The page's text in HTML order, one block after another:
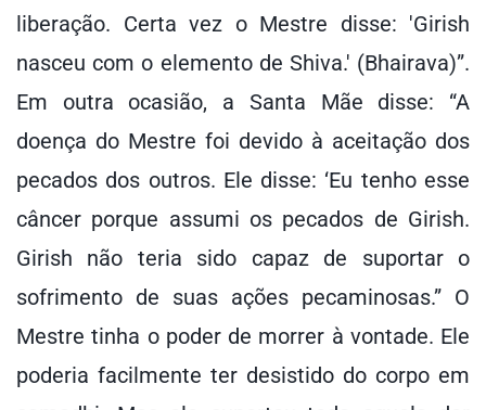
liberação. Certa vez o Mestre disse: 'Girish
nasceu com o elemento de Shiva.' (Bhairava)”.
Em outra ocasião, a Santa Mãe disse: “A
doença do Mestre foi devido à aceitação dos
pecados dos outros. Ele disse: ‘Eu tenho esse
câncer porque assumi os pecados de Girish.
Girish não teria sido capaz de suportar o
sofrimento de suas ações pecaminosas.” O
Mestre tinha o poder de morrer à vontade. Ele
poderia facilmente ter desistido do corpo em